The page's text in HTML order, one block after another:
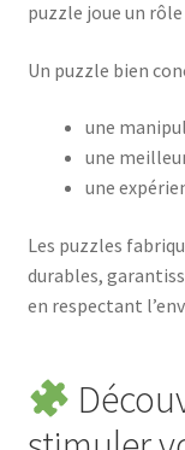
puzzle joue un
Un puzzle bien
une
une
une
Les puzzles
durables,
en respectant